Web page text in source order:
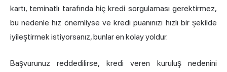
kartı, teminatlı tarafında hiç kredi sorgulaması gerektirmez,
bu nedenle hız önemliyse ve kredi puanınızı hızlı bir şekilde
iyileştirmek istiyorsanız, bunlar en kolay yoldur.
Başvurunuz reddedilirse, kredi veren kuruluş nedenini